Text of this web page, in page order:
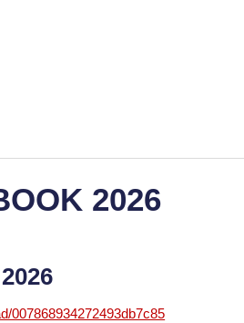
2026
007868934272493db7c85